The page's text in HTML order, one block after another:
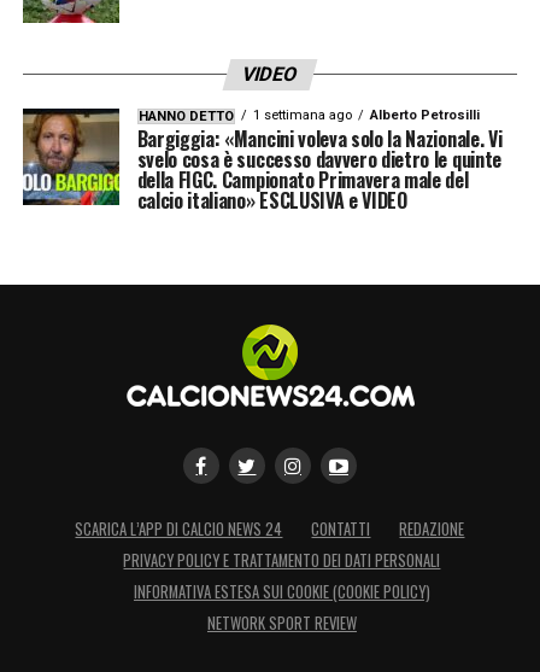
VIDEO
HANNO DETTO 1 settimana ago Alberto Petrosilli
Bargiggia: «Mancini voleva solo la Nazionale. Vi
svelo cosa è successo davvero dietro le quinte
della FIGC. Campionato Primavera male del
calcio italiano» ESCLUSIVA e VIDEO
SCARICA L’APP DI CALCIO NEWS 24 CONTATTI
REDAZIONE
PRIVACY POLICY E TRATTAMENTO DEI DATI PERSONALI
INFORMATIVA ESTESA SUI COOKIE (COOKIE POLICY)
NETWORK SPORT REVIEW